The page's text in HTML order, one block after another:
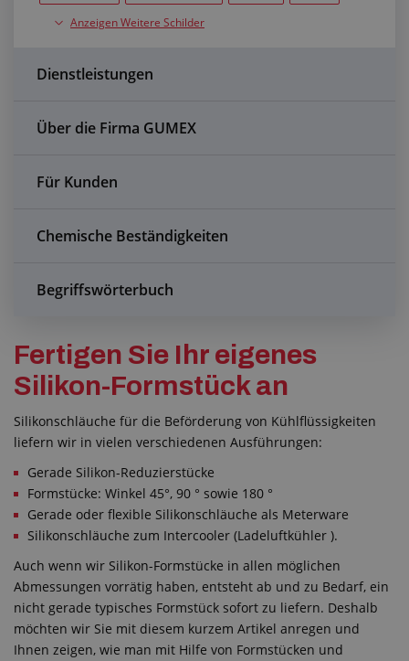
Alles über den Einkauf
Über uns
koncovky z nerezu Kupplungen
Transportbänder
Anzeigen Weitere Schilder
Dienstleistungen
Über die Firma GUMEX
Für Kunden
Chemische Beständigkeiten
Begriffswörterbuch
Fertigen Sie Ihr eigenes
Silikon-Formstück an
Silikonschläuche für die Beförderung von Kühlflüssigkeiten
liefern wir in vielen verschiedenen Ausführungen:
Gerade Silikon-Reduzierstücke
Formstücke: Winkel 45°, 90 ° sowie 180 °
Gerade oder flexible Silikonschläuche als Meterware
Silikonschläuche zum Intercooler (Ladeluftkühler ).
Auch wenn wir Silikon-Formstücke in allen möglichen
Abmessungen vorrätig haben, entsteht ab und zu Bedarf, ein
nicht gerade typisches Formstück sofort zu liefern. Deshalb
möchten wir Sie mit diesem kurzem Artikel anregen und
Ihnen zeigen, wie man mit Hilfe von Formstücken und